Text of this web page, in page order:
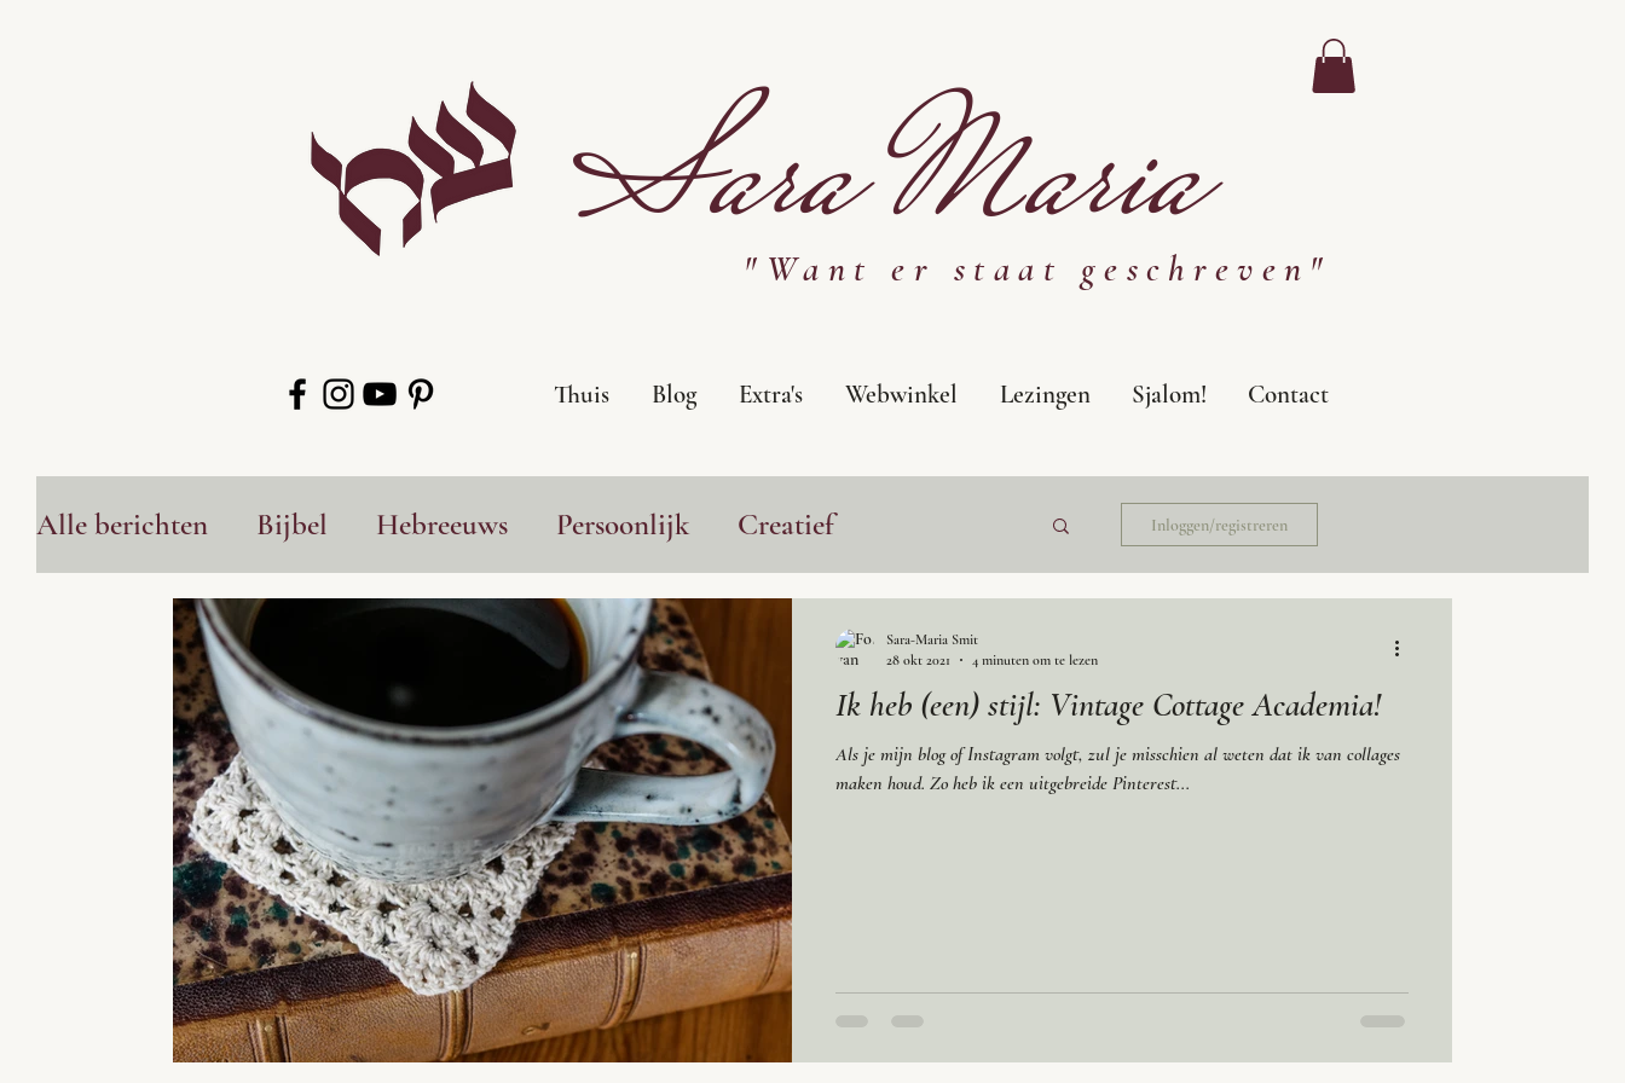
Sara Maria
"Want er staat geschreven"
Thuis Blog Extra's Webwinkel Lezingen Sjalom! Contact
Alle berichten Bijbel Hebreeuws Persoonlijk Creatief Inloggen/registreren
Ik heb (een) stijl: Vintage Cottage Academia!
Als je mijn blog of Instagram volgt, zul je misschien al weten dat ik van collages
maken houd. Zo heb ik een uitgebreide Pinterest...
Sara-Maria Smit
28 okt 2021
4 minuten om te lezen